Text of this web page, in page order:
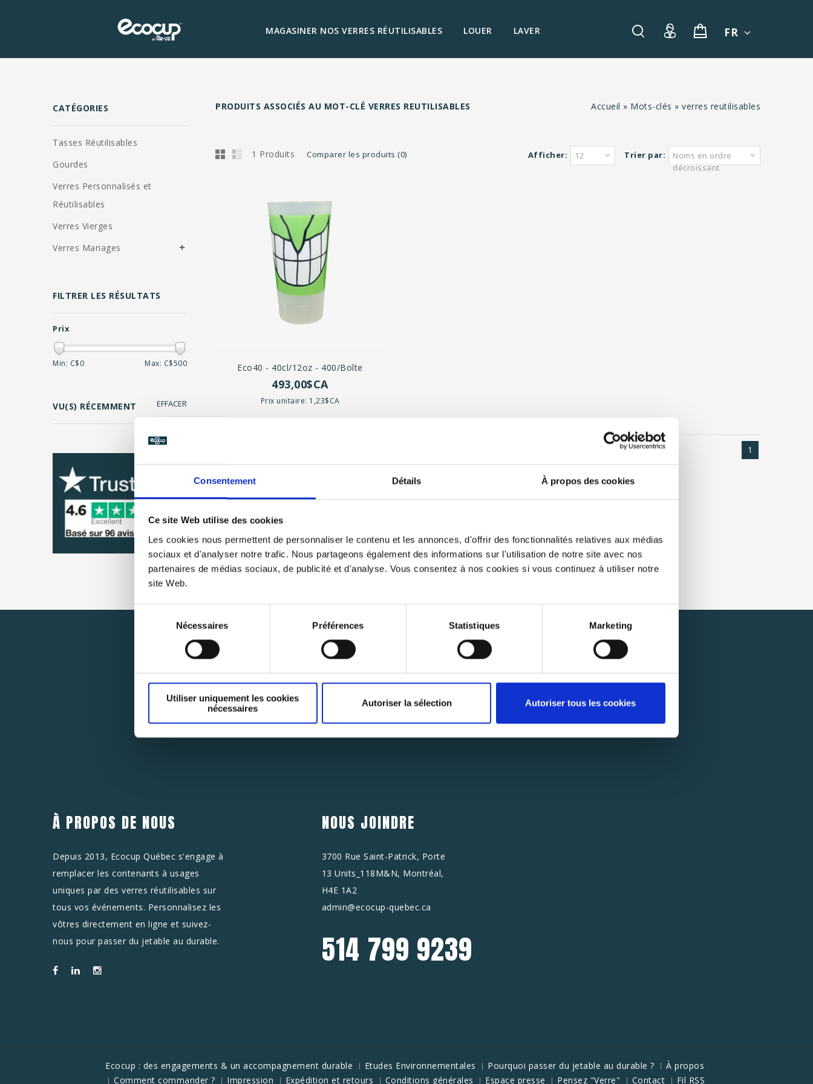
Consentement Détails À propos des cookies
Ce site Web utilise des cookies
Les cookies nous permettent de personnaliser le contenu et les annonces, d'offrir des fonctionnalités relatives aux médias
sociaux et d'analyser notre trafic. Nous partageons également des informations sur l'utilisation de notre site avec nos
partenaires de médias sociaux, de publicité et d'analyse. Vous consentez à nos cookies si vous continuez à utiliser notre
site Web.
Sélection
consentement
Nécessaires Préférences Statistiques Marketing
Utiliser uniquement les cookies
nécessaires
Autoriser la sélection Autoriser tous les cookies
MAGASINER NOS VERRES RÉUTILISABLES LOUER LAVER FR
Accueil » Mots-clés » verres reutilisables
PRODUITS ASSOCIÉS AU MOT-CLÉ VERRES REUTILISABLES
1 Produits Comparer les produits (0) Trier par:
Noms en ordre
décroissant
Afficher: 12
Eco40 - 40cl/12oz - 400/boîte
493,00$CA
Prix unitaire: 1,23$CA
1
CATÉGORIES
Tasses Réutilisables
Gourdes
Verres Personnalisés et
Réutilisables
Verres Vierges
Verres Mariages
FILTRER LES RÉSULTATS
Prix
Min: C$0 Max: C$500
VU(S) RÉCEMMENT EFFACER
S'ABONNER INFOLETTRE
S'ABONNER
À PROPOS DE NOUS
Depuis 2013, Ecocup Québec s'engage à
remplacer les contenants à usages
uniques par des verres réutilisables sur
tous vos événements. Personnalisez les
vôtres directement en ligne et suivez-
nous pour passer du jetable au durable.
NOUS JOINDRE
3700 Rue Saint-Patrick, Porte
13 Units_118M&N, Montréal,
H4E 1A2
admin@ecocup-quebec.ca
514 799 9239
Ecocup : des engagements & un accompagnement durable Etudes Environnementales Pourquoi passer du jetable au durable ?
À propos
Comment commander ?
Impression Expédition et retours Conditions générales Espace presse Pensez "Verre" Contact Fil RSS